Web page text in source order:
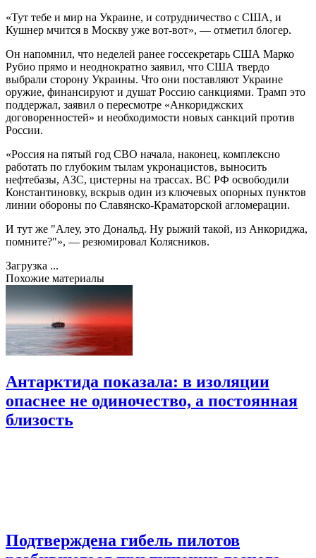
«Тут тебе и мир на Украине, и сотрудничество с США, и
Кушнер мчится в Москву уже вот-вот», — отметил блогер.
Он напомнил, что неделей ранее госсекретарь США Марко
Рубио прямо и неоднократно заявил, что США твердо
выбрали сторону Украины. Что они поставляют Украине
оружие, финансируют и душат Россию санкциями. Трамп это
поддержал, заявил о пересмотре «Анкориджских
договоренностей» и необходимости новых санкций против
России.
«Россия на пятый год СВО начала, наконец, комплексно
работать по глубоким тылам укронацистов, выносить
нефтебазы, АЗС, цистерны на трассах. ВС РФ освободили
Константиновку, вскрыв один из ключевых опорных пунктов
линии обороны по Славянско-Краматорской агломерации.
И тут же "Алеу, это Дональд. Ну рыжий такой, из Анкориджа,
помните?"», — резюмировал Колясников.
Загрузка ...
Похожие материалы
Антарктида показала: в изоляции
опаснее не одиночество, а постоянная
близость
Подтверждена гибель пилотов